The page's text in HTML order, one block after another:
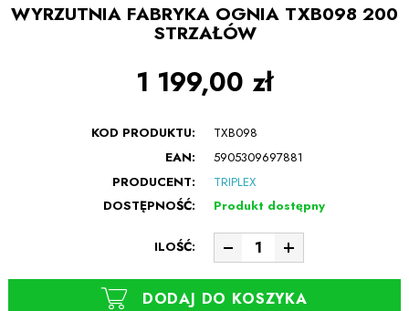
WYRZUTNIA FABRYKA OGNIA TXB098 200
STRZAŁÓW
1 199,00 zł
KOD PRODUKTU:
TXB098
EAN:
5905309697881
PRODUCENT:
TRIPLEX
DOSTĘPNOŚĆ:
Produkt dostępny
ILOŚĆ:
DODAJ DO KOSZYKA